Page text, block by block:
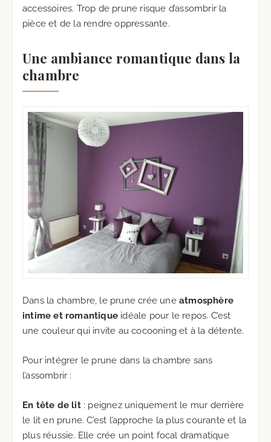
accessoires. Trop de prune risque d’assombrir la
pièce et de la rendre oppressante.
Une ambiance romantique dans la
chambre
Dans la chambre, le prune crée une atmosphère
intime et romantique idéale pour le repos. C’est
une couleur qui invite au cocooning et à la détente.
Pour intégrer le prune dans la chambre sans
l’assombrir :
En tête de lit: peignez uniquement le mur derrière
le lit en prune. C’est l’approche la plus courante et la
plus réussie. Elle crée un point focal dramatique